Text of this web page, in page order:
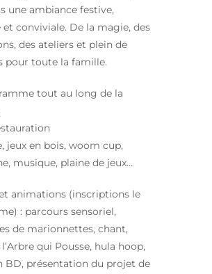
une ambiance festive,
conviviale. De la magie, des
des ateliers et plein de
pour toute la famille.
tout au long de la
jeux en bois, woom cup,
musique, plaine de jeux…
animations (inscriptions le
: parcours sensoriel,
de marionnettes, chant,
qui Pousse, hula hoop,
BD, présentation du projet de